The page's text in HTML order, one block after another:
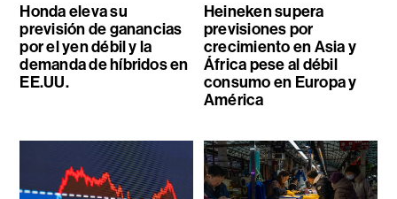
Honda eleva su
previsión de ganancias
por el yen débil y la
demanda de híbridos en
EE.UU.
Heineken supera
previsiones por
crecimiento en Asia y
África pese al débil
consumo en Europa y
América